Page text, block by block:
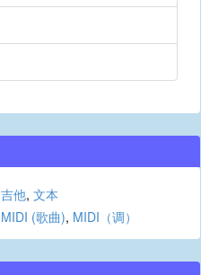
吉他, 文本
MIDI (歌曲), MIDI（调）